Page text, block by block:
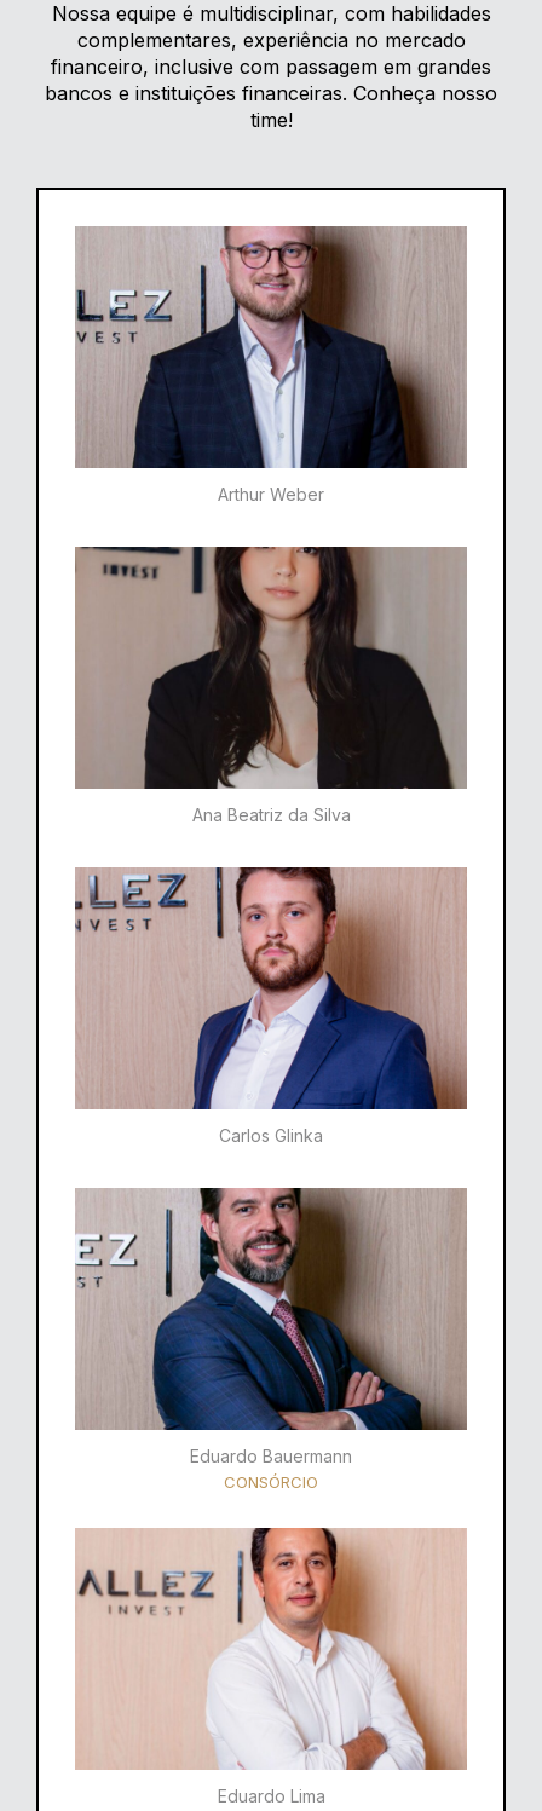
Nossa equipe é multidisciplinar, com habilidades
complementares, experiência no mercado
financeiro, inclusive com passagem em grandes
bancos e instituições financeiras. Conheça nosso
time!
Arthur Weber
Ana Beatriz da Silva
Carlos Glinka
Eduardo Bauermann
CONSÓRCIO
Eduardo Lima